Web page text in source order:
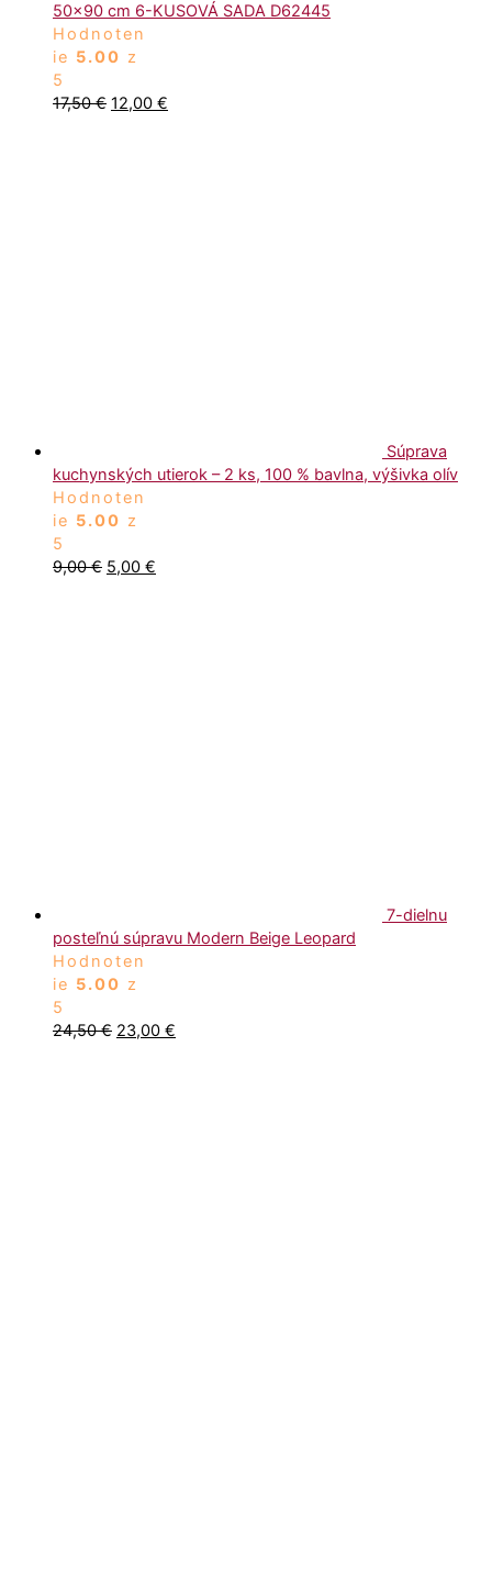
50x90 cm 6-KUSOVÁ SADA D62445
Hodnoten
ie 5.00 z
5
17,50€ 12,00 €
Súprava
kuchynských utierok – 2 ks, 100 % bavlna, výšivka olív
Hodnoten
ie 5.00 z
5
9,00€ 5,00 €
7-dielnu
posteľnú súpravu Modern Beige Leopard
Hodnoten
ie 5.00 z
5
24,50€ 23,00 €